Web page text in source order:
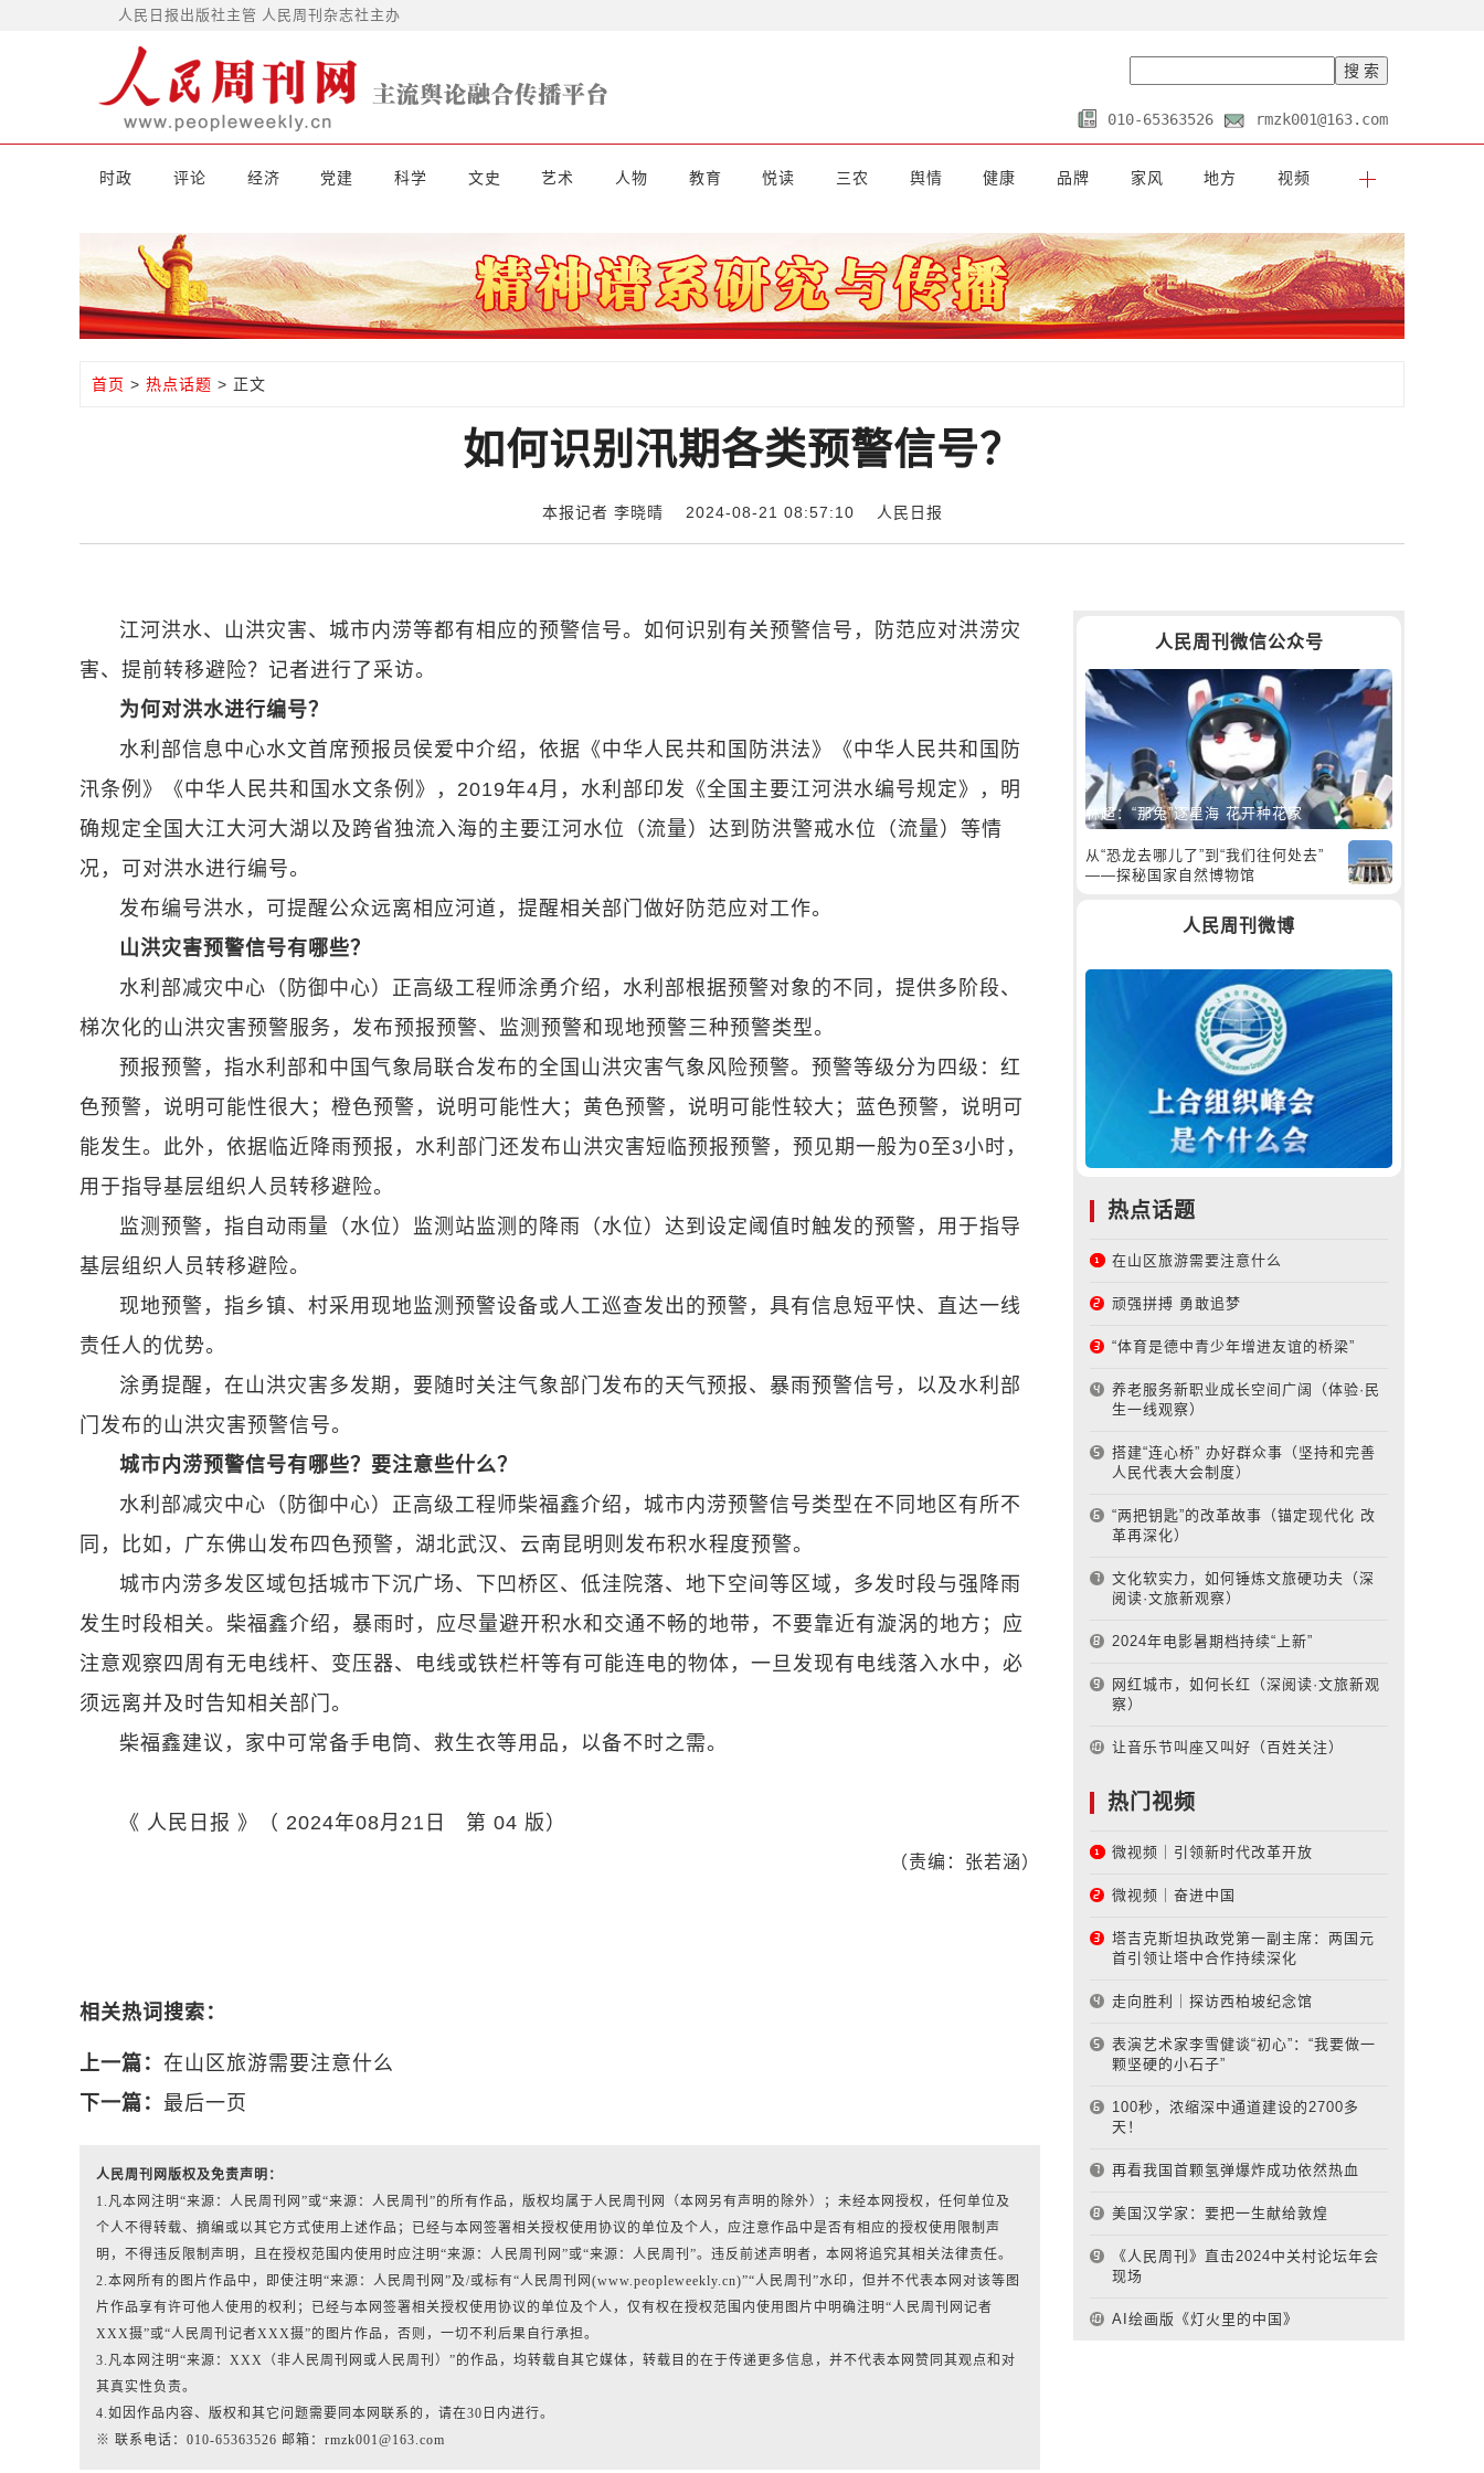
人民日报出版社主管 人民周刊杂志社主办
010-65363526 rmzk001@163.com
时政 评论 经济 党建 科学 文史 艺术 人物 教育 悦读 三农 舆情 健康 品牌 家风 地方 视频
首页 > 热点话题 > 正文
如何识别汛期各类预警信号？
本报记者 李晓晴 2024-08-21 08:57:10 人民日报
江河洪水、山洪灾害、城市内涝等都有相应的预警信号。如何识别有关预警信号，防范应对洪涝灾
害、提前转移避险？记者进行了采访。
为何对洪水进行编号？
水利部信息中心水文首席预报员侯爱中介绍，依据《中华人民共和国防洪法》《中华人民共和国防
汛条例》《中华人民共和国水文条例》，2019年4月，水利部印发《全国主要江河洪水编号规定》，明
确规定全国大江大河大湖以及跨省独流入海的主要江河水位（流量）达到防洪警戒水位（流量）等情
况，可对洪水进行编号。
发布编号洪水，可提醒公众远离相应河道，提醒相关部门做好防范应对工作。
山洪灾害预警信号有哪些？
水利部减灾中心（防御中心）正高级工程师涂勇介绍，水利部根据预警对象的不同，提供多阶段、
梯次化的山洪灾害预警服务，发布预报预警、监测预警和现地预警三种预警类型。
预报预警，指水利部和中国气象局联合发布的全国山洪灾害气象风险预警。预警等级分为四级：红
色预警，说明可能性很大；橙色预警，说明可能性大；黄色预警，说明可能性较大；蓝色预警，说明可
能发生。此外，依据临近降雨预报，水利部门还发布山洪灾害短临预报预警，预见期一般为0至3小时，
用于指导基层组织人员转移避险。
监测预警，指自动雨量（水位）监测站监测的降雨（水位）达到设定阈值时触发的预警，用于指导
基层组织人员转移避险。
现地预警，指乡镇、村采用现地监测预警设备或人工巡查发出的预警，具有信息短平快、直达一线
责任人的优势。
涂勇提醒，在山洪灾害多发期，要随时关注气象部门发布的天气预报、暴雨预警信号，以及水利部
门发布的山洪灾害预警信号。
城市内涝预警信号有哪些？要注意些什么？
水利部减灾中心（防御中心）正高级工程师柴福鑫介绍，城市内涝预警信号类型在不同地区有所不
同，比如，广东佛山发布四色预警，湖北武汉、云南昆明则发布积水程度预警。
城市内涝多发区域包括城市下沉广场、下凹桥区、低洼院落、地下空间等区域，多发时段与强降雨
发生时段相关。柴福鑫介绍，暴雨时，应尽量避开积水和交通不畅的地带，不要靠近有漩涡的地方；应
注意观察四周有无电线杆、变压器、电线或铁栏杆等有可能连电的物体，一旦发现有电线落入水中，必
须远离并及时告知相关部门。
柴福鑫建议，家中可常备手电筒、救生衣等用品，以备不时之需。
《 人民日报 》（ 2024年08月21日 第 04 版）
（责编：张若涵）
相关热词搜索：
上一篇： 在山区旅游需要注意什么
下一篇： 最后一页
人民周刊网版权及免责声明：
1.凡本网注明“来源：人民周刊网”或“来源：人民周刊”的所有作品，版权均属于人民周刊网（本网另有声明的除外）；未经本网授权，任何单位及
个人不得转载、摘编或以其它方式使用上述作品；已经与本网签署相关授权使用协议的单位及个人，应注意作品中是否有相应的授权使用限制声
明，不得违反限制声明，且在授权范围内使用时应注明“来源：人民周刊网”或“来源：人民周刊”。违反前述声明者，本网将追究其相关法律责任。
2.本网所有的图片作品中，即使注明“来源：人民周刊网”及/或标有“人民周刊网(www.peopleweekly.cn)”“人民周刊”水印，但并不代表本网对该等图
片作品享有许可他人使用的权利；已经与本网签署相关授权使用协议的单位及个人，仅有权在授权范围内使用图片中明确注明“人民周刊网记者
XXX摄”或“人民周刊记者XXX摄”的图片作品，否则，一切不利后果自行承担。
3.凡本网注明“来源：XXX（非人民周刊网或人民周刊）”的作品，均转载自其它媒体，转载目的在于传递更多信息，并不代表本网赞同其观点和对
其真实性负责。
4.如因作品内容、版权和其它问题需要同本网联系的，请在30日内进行。
※ 联系电话：010-65363526 邮箱：rmzk001@163.com
人民周刊微信公众号
林超：“那兔”逐星海 花开种花家
从“恐龙去哪儿了”到“我们往何处去”
——探秘国家自然博物馆
人民周刊微博
热点话题
在山区旅游需要注意什么
顽强拼搏 勇敢追梦
“体育是德中青少年增进友谊的桥梁”
养老服务新职业成长空间广阔（体验·民
生一线观察）
搭建“连心桥” 办好群众事（坚持和完善
人民代表大会制度）
“两把钥匙”的改革故事（锚定现代化 改
革再深化）
文化软实力，如何锤炼文旅硬功夫（深
阅读·文旅新观察）
2024年电影暑期档持续“上新”
网红城市，如何长红（深阅读·文旅新观
察）
让音乐节叫座又叫好（百姓关注）
热门视频
微视频｜引领新时代改革开放
微视频｜奋进中国
塔吉克斯坦执政党第一副主席：两国元
首引领让塔中合作持续深化
走向胜利｜探访西柏坡纪念馆
表演艺术家李雪健谈“初心”：“我要做一
颗坚硬的小石子”
100秒，浓缩深中通道建设的2700多
天！
再看我国首颗氢弹爆炸成功依然热血
美国汉学家：要把一生献给敦煌
《人民周刊》直击2024中关村论坛年会
现场
AI绘画版《灯火里的中国》